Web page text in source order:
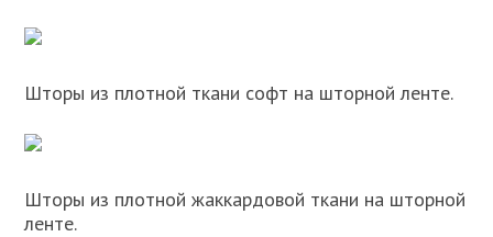
Шторы из плотной ткани софт на шторной ленте.
Шторы из плотной жаккардовой ткани на шторной
ленте.